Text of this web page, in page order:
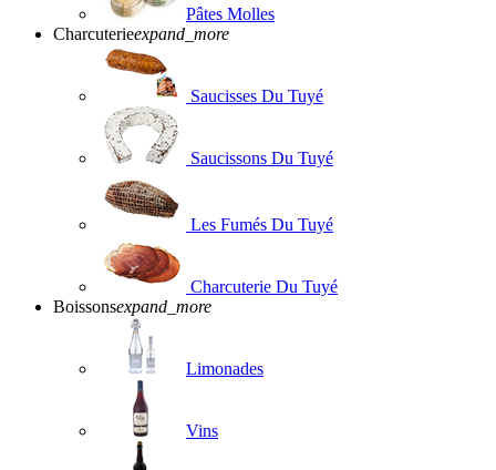
Pâtes Molles
Charcuterieexpand_more
Saucisses Du Tuyé
Saucissons Du Tuyé
Les Fumés Du Tuyé
Charcuterie Du Tuyé
Boissonsexpand_more
Limonades
Vins